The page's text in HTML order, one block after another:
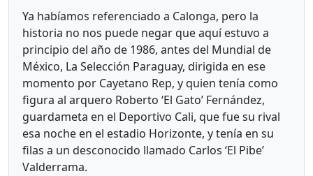
Ya habíamos referenciado a Calonga, pero la
historia no nos puede negar que aquí estuvo a
principio del año de 1986, antes del Mundial de
México, La Selección Paraguay, dirigida en ese
momento por Cayetano Rep, y quien tenía como
figura al arquero Roberto ‘El Gato’ Fernández,
guardameta en el Deportivo Cali, que fue su rival
esa noche en el estadio Horizonte, y tenía en su
filas a un desconocido llamado Carlos ‘El Pibe’
Valderrama.